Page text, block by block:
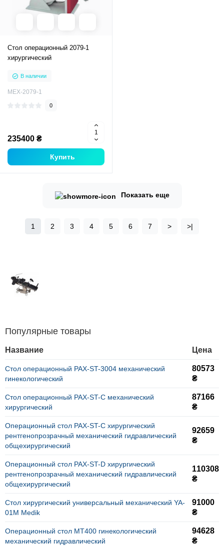
Стол операционный 2079-1
хирургический
В наличии
MEX-2079-1
0
235400 ₴
Купить
Показать еще
1 2 3 4 5 6 7 > >|
Популярные товары
Название Цена
Стол операционный PAX-ST-3004 механический
гинекологический
80573
₴
Стол операционный PAX-ST-C механический
хирургический
87166
₴
Операционный стол PAX-ST-C хирургический
рентгенопрозрачный механический гидравлический
общехирургический
92659
₴
Операционный стол PAX-ST-D хирургический
рентгенопрозрачный механический гидравлический
общехирургический
110308
₴
Стол хирургический универсальный механический YA-
01M Medik
91000
₴
Операционный стол МТ400 гинекологический
механический гидравлический
94628
₴